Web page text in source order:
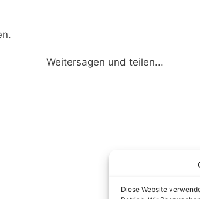
Diese Website
Weitersagen und teilen...